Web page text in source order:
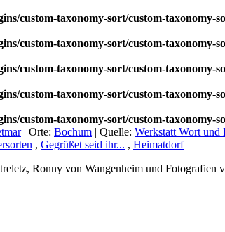
custom-taxonomy-sort/custom-taxonomy-
custom-taxonomy-sort/custom-taxonomy-
custom-taxonomy-sort/custom-taxonomy-
custom-taxonomy-sort/custom-taxonomy-
custom-taxonomy-sort/custom-taxonomy-
| Orte: Bochum | Quelle: Werkstatt Wort und
, Gegrüßet seid ihr... , Heimatdorf
Ronny von Wangenheim und Fotografien